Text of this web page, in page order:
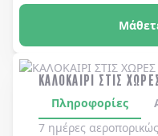
ΚΑΛΟΚΑΙΡΙ ΣΤΙΣ
Πληροφορίες
7 ημέρες